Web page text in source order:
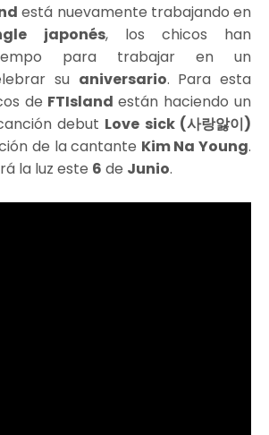
está nuevamente trabajando en
japonés, los chicos han
para trabajar en un
su aniversario. Para esta
de FTIslandestán haciendo un
debut Love sick (사랑앓이)
de la cantante Kim Na Young.
la luz este 6 de Junio.